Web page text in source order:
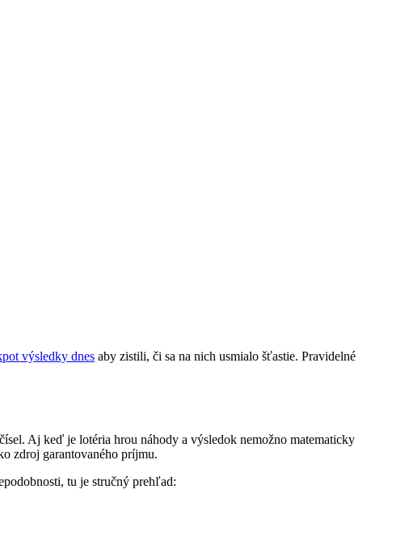
výsledky dnes aby zistili, či sa na nich usmialo šťastie. Pravidelné
Aj keď je lotéria hrou náhody a výsledok nemožno matematicky
zdroj garantovaného príjmu.
tu je stručný prehľad: